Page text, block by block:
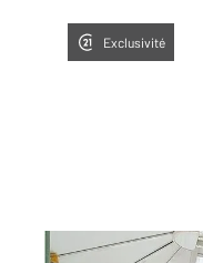
Exclusivité